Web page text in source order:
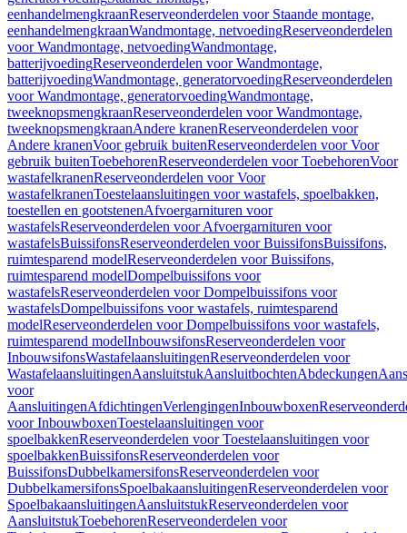
eenhandelmengkraanReserveonderdelen voor Staande montage,
eenhandelmengkraanWandmontage, netvoedingReserveonderdelen
voor Wandmontage, netvoedingWandmontage,
batterijvoedingReserveonderdelen voor Wandmontage,
batterijvoedingWandmontage, generatorvoedingReserveonderdelen
voor Wandmontage, generatorvoedingWandmontage,
tweeknopsmengkraanReserveonderdelen voor Wandmontage,
tweeknopsmengkraanAndere kranenReserveonderdelen voor
Andere kranenVoor gebruik buitenReserveonderdelen voor Voor
gebruik buitenToebehorenReserveonderdelen voor ToebehorenVoor
wastafelkranenReserveonderdelen voor Voor
wastafelkranenToestelaansluitingen voor wastafels, spoelbakken,
toestellen en gootstenenAfvoergarnituren voor
wastafelsReserveonderdelen voor Afvoergarnituren voor
wastafelsBuissifonsReserveonderdelen voor BuissifonsBuissifons,
ruimtesparend modelReserveonderdelen voor Buissifons,
ruimtesparend modelDompelbuissifons voor
wastafelsReserveonderdelen voor Dompelbuissifons voor
wastafelsDompelbuissifons voor wastafels, ruimtesparend
modelReserveonderdelen voor Dompelbuissifons voor wastafels,
ruimtesparend modelInbouwsifonsReserveonderdelen voor
InbouwsifonsWastafelaansluitingenReserveonderdelen voor
WastafelaansluitingenAansluitstukAansluitbochtenAbdeckungen
voor
AansluitingenAfdichtingenVerlengingenInbouwboxen
voor InbouwboxenToestelaansluitingen voor
spoelbakkenReserveonderdelen voor Toestelaansluitingen voor
spoelbakkenBuissifonsReserveonderdelen voor
BuissifonsDubbelkamersifonsReserveonderdelen voor
DubbelkamersifonsSpoelbakaansluitingenReserveonderdelen voor
SpoelbakaansluitingenAansluitstukReserveonderdelen voor
AansluitstukToebehorenReserveonderdelen voor